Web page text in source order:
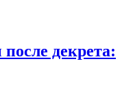
декрета: